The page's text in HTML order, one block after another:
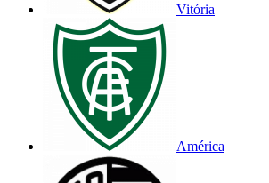
Vitória
América